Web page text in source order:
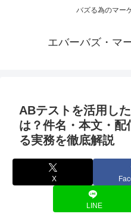
バズる為のマー
エバーバズ・マ
ABテストを活用し
は？件名・本文・
る実務を徹底解説
X
LINE